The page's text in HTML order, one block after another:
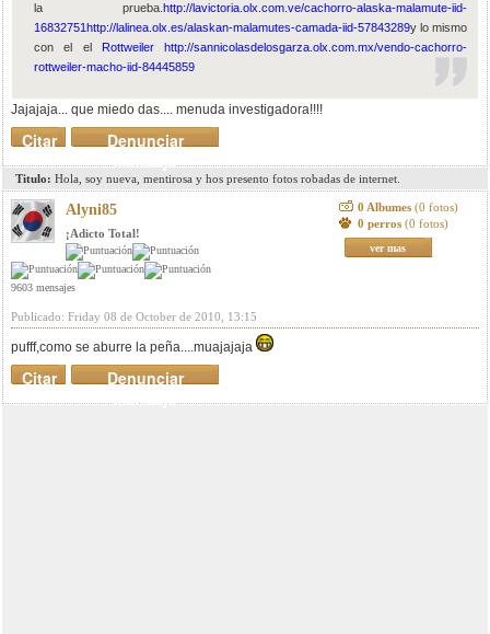
la prueba. http://lavictoria.olx.com.ve/cachorro-alaska-malamute-iid-
16832751http://lalinea.olx.es/alaskan-malamutes-camada-iid-57843289y lo mismo
con el el
Rottweiler
http://sannicolasdelosgarza.olx.com.mx/vendo-cachorro-
rottweiler-macho-iid-84445859
Jajajaja... que miedo das.... menuda investigadora!!!!
Denunciar
mensaje
Citar
Titulo: Hola, soy nueva, mentirosa y hos presento fotos robadas de internet.
Alyni85
¡Adicto Total!
9603 mensajes
0 Albumes (0 fotos)
0 perros (0 fotos)
ver mas
Publicado: Friday 08 de October de 2010, 13:15
pufff,como se aburre la peña....muajajaja
Denunciar
mensaje
Citar